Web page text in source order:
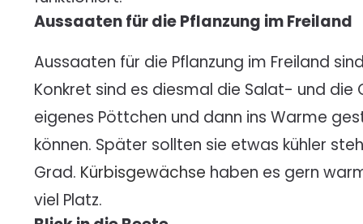
Aussaaten für die Pflanzung im Freiland
Aussaaten für die Pflanzung im Freiland
Konkret sind es diesmal die Salat- und die
eigenes Pöttchen und dann ins Warme
können. Später sollten sie etwas kühler
Grad. Kürbisgewächse haben es gern
viel Platz.